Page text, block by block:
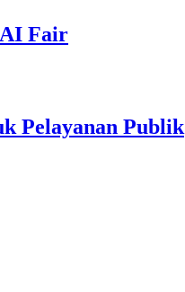
Fair
Pelayanan Publik